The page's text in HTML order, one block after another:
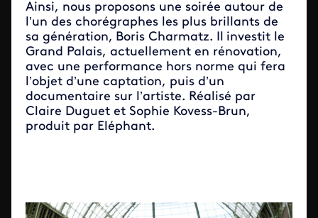
Ainsi, nous proposons une soirée autour de
l’un des chorégraphes les plus brillants de
sa génération, Boris Charmatz. Il investit le
Grand Palais, actuellement en rénovation,
avec une performance hors norme qui fera
l’objet d’une captation, puis d’un
documentaire sur l’artiste. Réalisé par
Claire Duguet et Sophie Kovess-Brun,
produit par Eléphant.